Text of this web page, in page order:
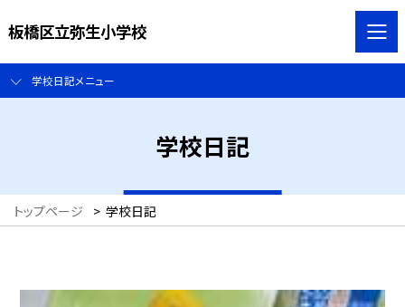
板橋区立弥生小学校
学校日記メニュー
学校日記
トップページ > 学校日記